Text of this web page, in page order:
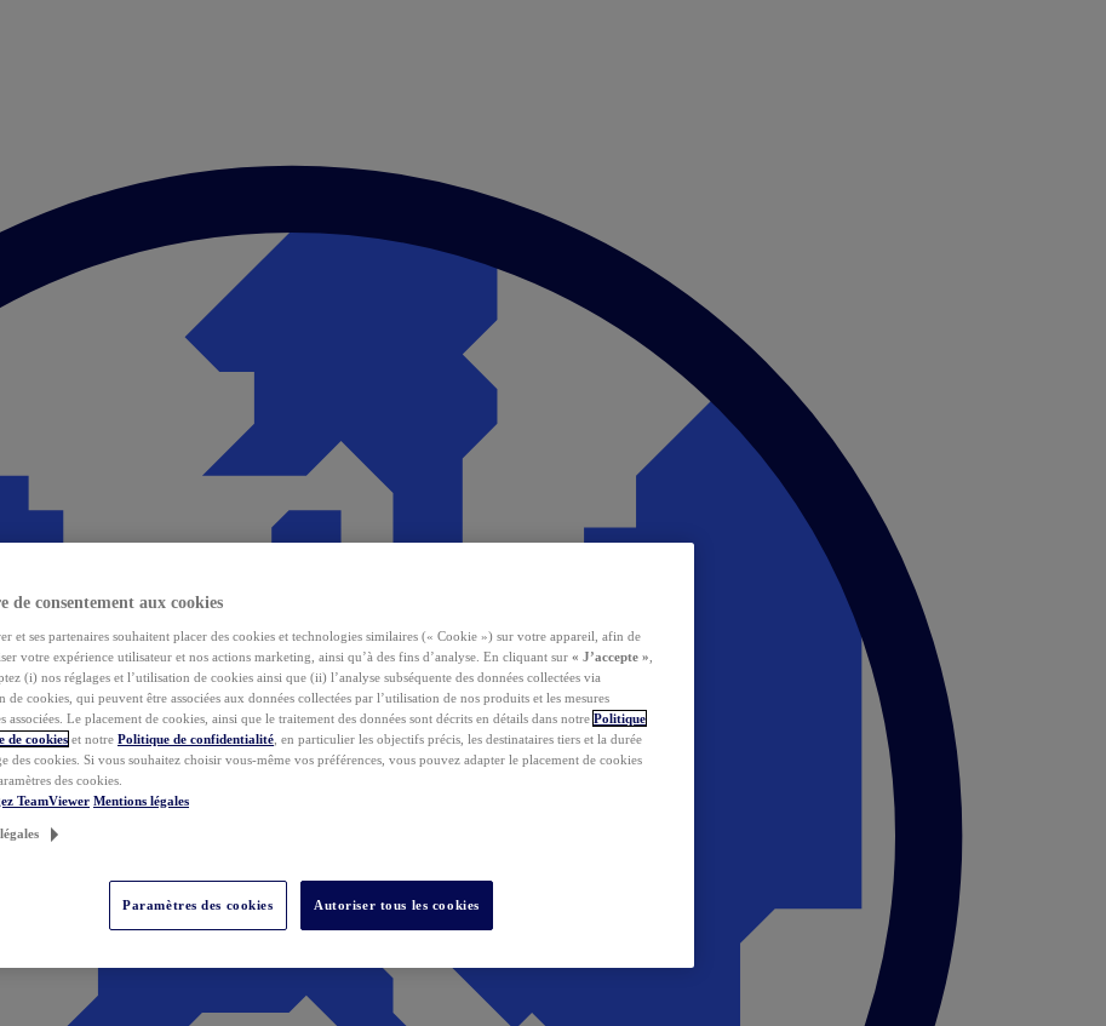
de consentement aux cookies
et ses partenaires souhaitent placer des cookies et technologies similaires (« Cookie ») sur votre appareil, afin de
votre expérience utilisateur et nos actions marketing, ainsi qu’à des fins d’analyse. En cliquant sur « J’accepte »
(i) nos réglages et l’utilisation de cookies ainsi que (ii) l’analyse subséquente des données collectées via
de cookies, qui peuvent être associées aux données collectées par l’utilisation de nos produits et les mesures
associées. Le placement de cookies, ainsi que le traitement des données sont décrits en détails dans notre Politique
de cookies et notre Politique de confidentialité , en particulier les objectifs précis, les destinataires tiers et la durée
des cookies. Si vous souhaitez choisir vous-même vos préférences, vous pouvez adapter le placement de cookies
des cookies.
TeamViewer Mentions légales
Paramètres des cookies Autoriser tous les cookies